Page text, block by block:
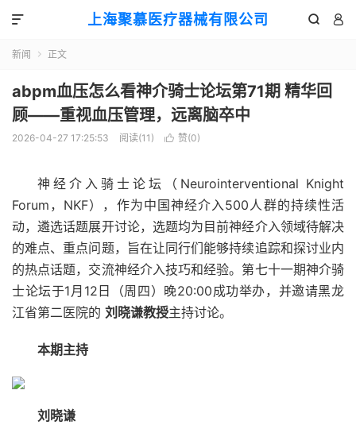
上海聚慕医疗器械有限公司  

新闻  正文
abpm血压怎么看神介骑士论坛第71期 精华回
顾——重视血压管理，远离脑卒中
2026-04-27 17:25:53 阅读(11 )  赞(0)
神经介入骑士论坛（Neurointerventional Knight
Forum，NKF），作为中国神经介入500人群的持续性活
动，遴选话题展开讨论，选题均为目前神经介入领域待解决
的难点、重点问题，旨在让同行们能够持续追踪和探讨业内
的热点话题，交流神经介入技巧和经验。第七十一期神介骑
士论坛于1月12日（周四）晚20:00成功举办，并邀请黑龙
江省第二医院的 刘晓谦教授主持讨论。
本期主持
刘晓谦